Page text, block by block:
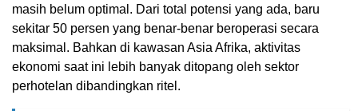
masih belum optimal. Dari total potensi yang ada, baru
sekitar 50 persen yang benar-benar beroperasi secara
maksimal. Bahkan di kawasan Asia Afrika, aktivitas
ekonomi saat ini lebih banyak ditopang oleh sektor
perhotelan dibandingkan ritel.